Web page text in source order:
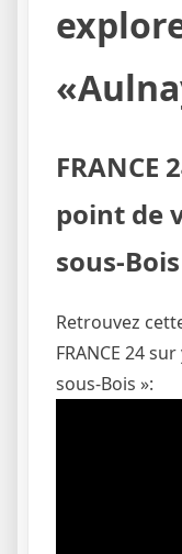
FRANCE
point de
sous-
Retrouvez
FRANCE 24
sous-Bois »: